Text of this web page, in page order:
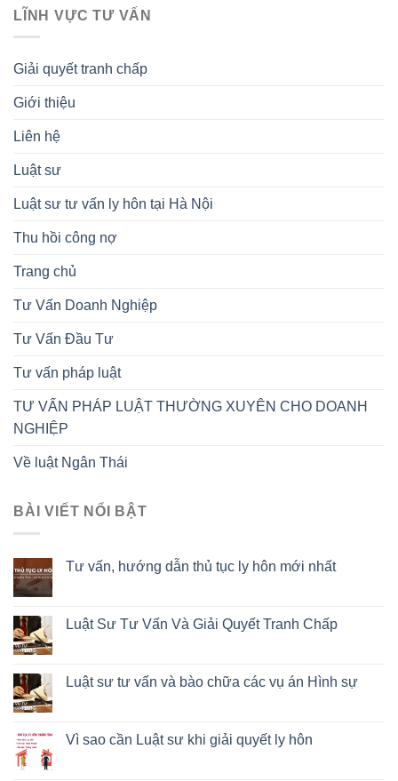
LĨNH VỰC TƯ VẤN
Giải quyết tranh chấp
Giới thiệu
Liên hệ
Luật sư
Luật sư tư vấn ly hôn tại Hà Nội
Thu hồi công nợ
Trang chủ
Tư Vấn Doanh Nghiệp
Tư Vấn Đầu Tư
Tư vấn pháp luật
TƯ VẤN PHÁP LUẬT THƯỜNG XUYÊN CHO DOANH
NGHIỆP
Về luật Ngân Thái
BÀI VIẾT NỔI BẬT
Tư vấn, hướng dẫn thủ tục ly hôn mới nhất
Luật Sư Tư Vấn Và Giải Quyết Tranh Chấp
Luật sư tư vấn và bào chữa các vụ án Hình sự
Vì sao cần Luật sư khi giải quyết ly hôn